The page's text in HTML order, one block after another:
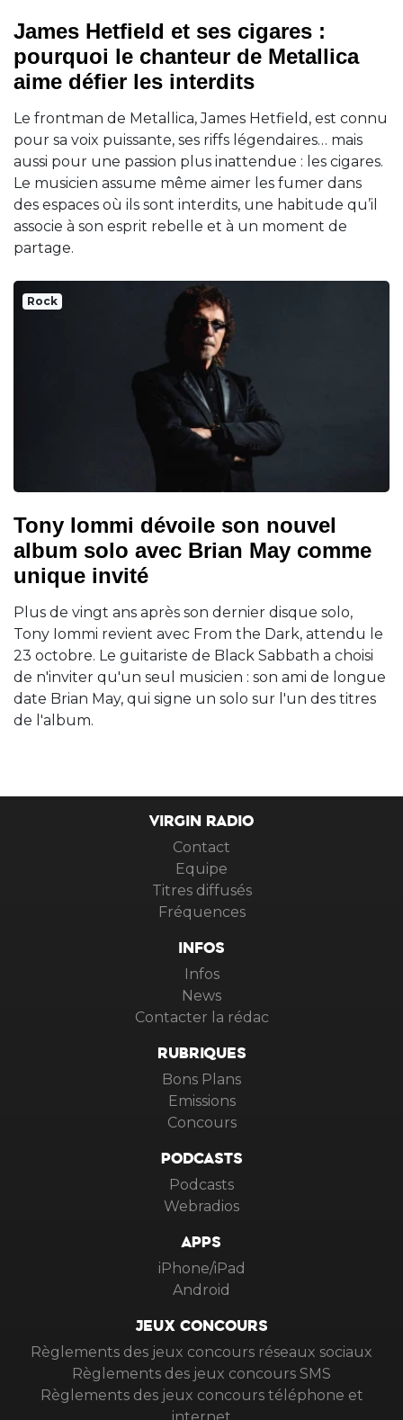
James Hetfield et ses cigares :
pourquoi le chanteur de Metallica
aime défier les interdits
Le frontman de Metallica, James Hetfield, est connu
pour sa voix puissante, ses riffs légendaires… mais
aussi pour une passion plus inattendue : les cigares.
Le musicien assume même aimer les fumer dans
des espaces où ils sont interdits, une habitude qu’il
associe à son esprit rebelle et à un moment de
partage.
Rock
Tony Iommi dévoile son nouvel
album solo avec Brian May comme
unique invité
Plus de vingt ans après son dernier disque solo,
Tony Iommi revient avec From the Dark, attendu le
23 octobre. Le guitariste de Black Sabbath a choisi
de n'inviter qu'un seul musicien : son ami de longue
date Brian May, qui signe un solo sur l'un des titres
de l'album.
VIRGIN RADIO
Contact
Equipe
Titres diffusés
Fréquences
INFOS
Infos
News
Contacter la rédac
RUBRIQUES
Bons Plans
Emissions
Concours
PODCASTS
Podcasts
Webradios
APPS
iPhone/iPad
Android
JEUX CONCOURS
Règlements des jeux concours réseaux sociaux
Règlements des jeux concours SMS
Règlements des jeux concours téléphone et